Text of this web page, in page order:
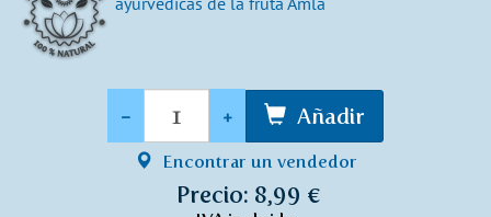
- + Añadir
Encontrar un vendedor
Precio: 8,99 €